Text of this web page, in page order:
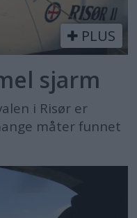
PLUS
sjarm
i Risør er
måter funnet